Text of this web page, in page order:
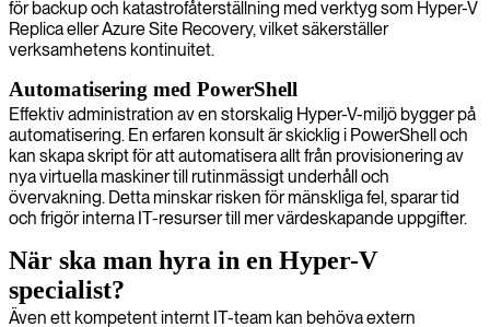
för backup och katastrofåterställning med verktyg som Hyper-V
Replica eller Azure Site Recovery, vilket säkerställer
verksamhetens kontinuitet.
Automatisering med PowerShell
Effektiv administration av en storskalig Hyper-V-miljö bygger på
automatisering. En erfaren konsult är skicklig i PowerShell och
kan skapa skript för att automatisera allt från provisionering av
nya virtuella maskiner till rutinmässigt underhåll och
övervakning. Detta minskar risken för mänskliga fel, sparar tid
och frigör interna IT-resurser till mer värdeskapande uppgifter.
När ska man hyra in en Hyper-V
specialist?
Även ett kompetent internt IT-team kan behöva extern